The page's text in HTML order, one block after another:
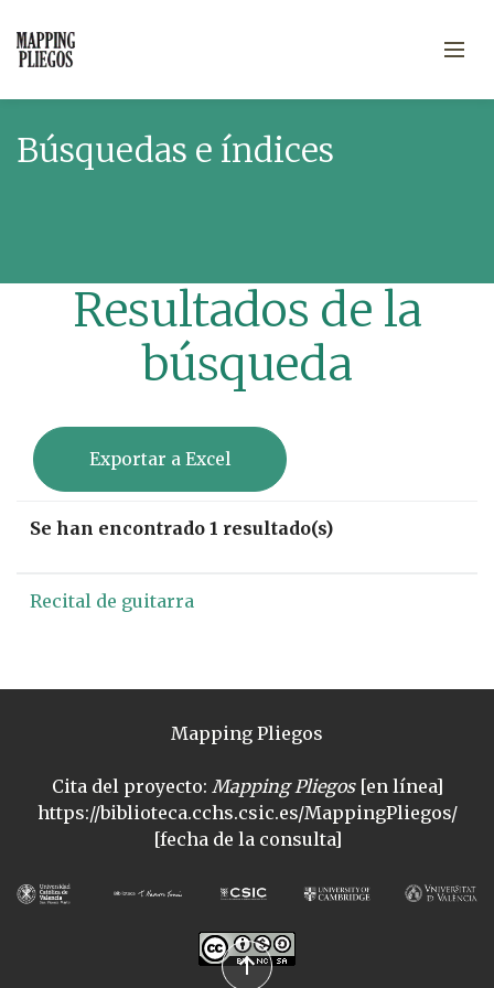
Búsquedas e índices
Resultados de la
búsqueda
Exportar a Excel
Se han encontrado 1 resultado(s)
Recital de guitarra
Mapping Pliegos
Cita del proyecto: Mapping Pliegos[en línea]
https://biblioteca.cchs.csic.es/MappingPliegos/
[fecha de la consulta]